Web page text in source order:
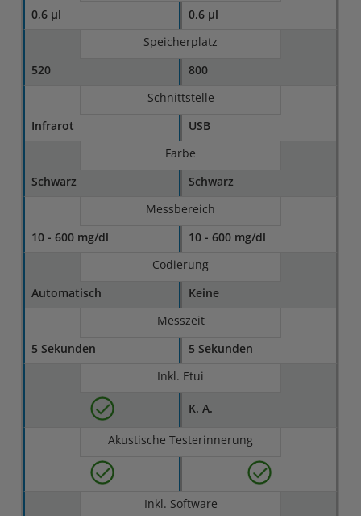
0,6 µl
0,6 µl
Speicherplatz
520
800
Schnittstelle
Infrarot
USB
Farbe
Schwarz
Schwarz
Messbereich
10 - 600 mg/dl
10 - 600 mg/dl
Codierung
Automatisch
Keine
Messzeit
5 Sekunden
5 Sekunden
Inkl. Etui
K. A.
Akustische Testerinnerung
Inkl. Software